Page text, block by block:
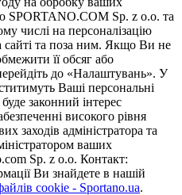
SPORTANO.COM Sp. z o.o. та
числі на персоналізацію
сайті та поза ним. Якщо Ви не
її обсяг або
до «Налаштувань». У
Ваші персональні
законний інтерес
високого рівня
заходів адміністратора та
ваших
Sp. z o.o. Контакт:
Ви знайдете в нашій
cookie - Sportano.ua.